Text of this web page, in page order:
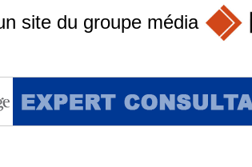
site du groupe média